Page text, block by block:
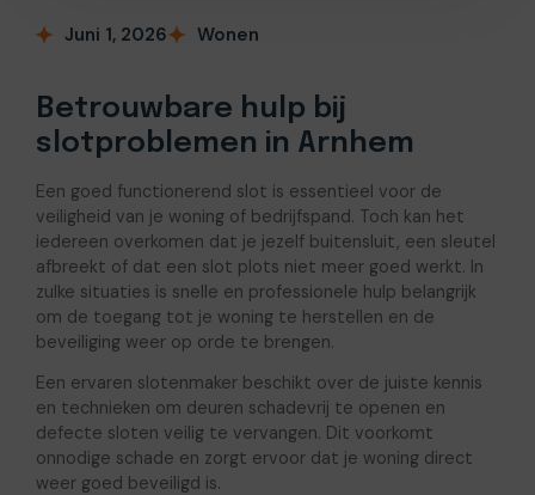
Juni 1, 2026 Wonen
Betrouwbare hulp bij
slotproblemen in Arnhem
Een goed functionerend slot is essentieel voor de
veiligheid van je woning of bedrijfspand. Toch kan het
iedereen overkomen dat je jezelf buitensluit, een sleutel
afbreekt of dat een slot plots niet meer goed werkt. In
zulke situaties is snelle en professionele hulp belangrijk
om de toegang tot je woning te herstellen en de
beveiliging weer op orde te brengen.
Een ervaren slotenmaker beschikt over de juiste kennis
en technieken om deuren schadevrij te openen en
defecte sloten veilig te vervangen. Dit voorkomt
onnodige schade en zorgt ervoor dat je woning direct
weer goed beveiligd is.